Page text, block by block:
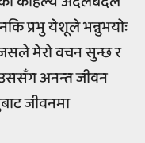
प्रभु येशूले भन्नुभयोः
मेरो वचन सुन्छ र
उससँग अनन्त जीवन
जीवनमा